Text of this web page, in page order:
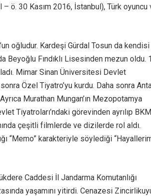
ö. 30 Kasım 2016, İstanbul), Türk oyuncu
oğludur. Kardeşi Gürdal Tosun da
Beyoğlu Fındıklı Lisesinden mezun oldu.
Mimar Sinan Üniversitesi Devlet
Özel Tiyatro’yu kurdu. Daha sonra
Murathan Mungan’ın Mezopotamya
Tiyatroları’ndaki görevinden ayrılıp BKM
çeşitli filmlerde ve dizilerde rol aldı.
“Memo” karakteriyle söylediği
Caddesi İl Jandarma Komutanlığı
yaşamını yitirdi. Cenazesi